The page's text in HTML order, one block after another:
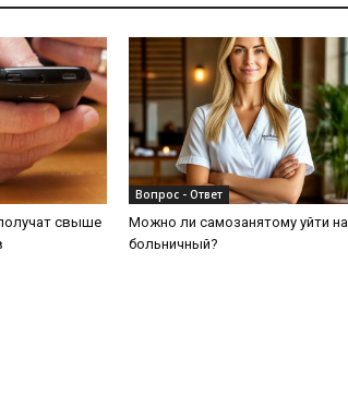
свыше
Вопрос - Ответ
Можно ли самозанятому уйти на
больничный?